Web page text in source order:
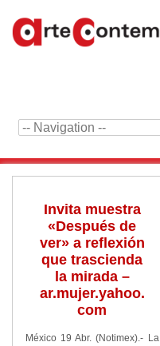
Invita muestra
«Después de
ver» a reflexión
que trascienda
la mirada –
ar.mujer.yahoo.
com
México 19 Abr. (Notimex).- La